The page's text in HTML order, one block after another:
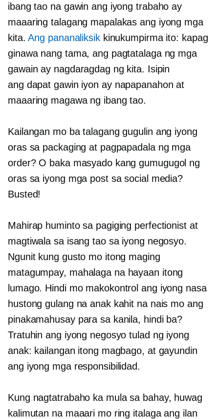
ibang tao na gawin ang iyong trabaho ay
maaaring talagang mapalakas ang iyong mga
kita.Ang pananaliksikkinukumpirma ito: kapag
ginawa nang tama, ang pagtatalaga ng mga
gawain ay nagdaragdag ng kita. Isipin
ang dapat gawin iyon ay napapanahon at
maaaring magawa ng ibang tao.
Kailangan mo ba talagang gugulin ang iyong
oras sa packaging at pagpapadala ng mga
order? O baka masyado kang gumugugol ng
oras sa iyong mga post sa social media?
Busted!
Mahirap huminto sa pagiging perfectionist at
magtiwala sa isang tao sa iyong negosyo.
Ngunit kung gusto mo itong maging
matagumpay, mahalaga na hayaan itong
lumago. Hindi mo makokontrol ang iyong nasa
hustong gulang na anak kahit na nais mo ang
pinakamahusay para sa kanila, hindi ba?
Tratuhin ang iyong negosyo tulad ng iyong
anak: kailangan itong magbago, at gayundin
ang iyong mga responsibilidad.
Kung nagtatrabaho ka mula sa bahay, huwag
kalimutan na maaari mo ring italaga ang ilan